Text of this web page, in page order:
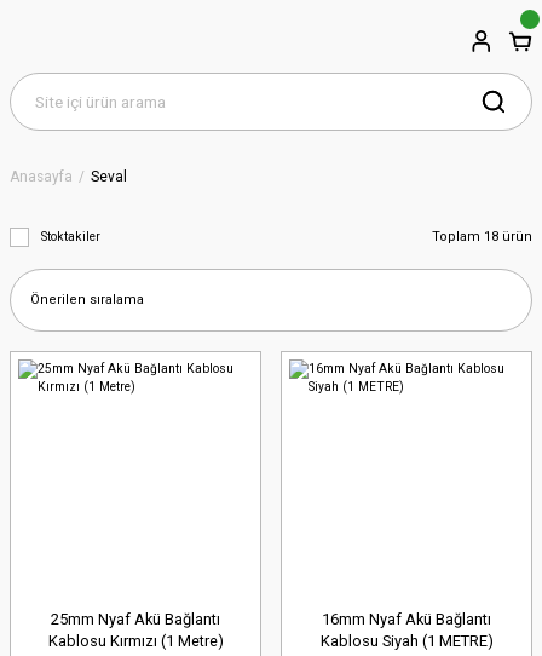
Anasayfa Seval
Stoktakiler Toplam 18 ürün
25mm Nyaf Akü Bağlantı
Kablosu Kırmızı (1 Metre)
16mm Nyaf Akü Bağlantı
Kablosu Siyah (1 METRE)